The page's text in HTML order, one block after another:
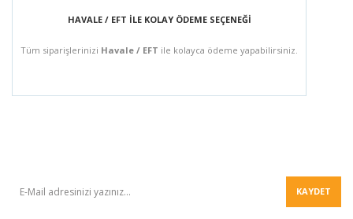
HAVALE / EFT İLE KOLAY ÖDEME SEÇENEĞİ
Tüm siparişlerinizi Havale / EFT ile kolayca ödeme yapabilirsiniz.
KAYDET